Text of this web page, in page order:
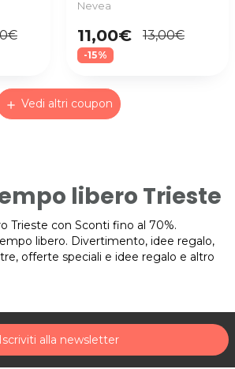
Nevea
11,00€ 13,00€
-15%
add Vedi altri coupon
libero Trieste
Trieste con Sconti fino al 70%.
libero. Divertimento, idee regalo,
offerte speciali e idee regalo e altro
Iscriviti alla newsletter